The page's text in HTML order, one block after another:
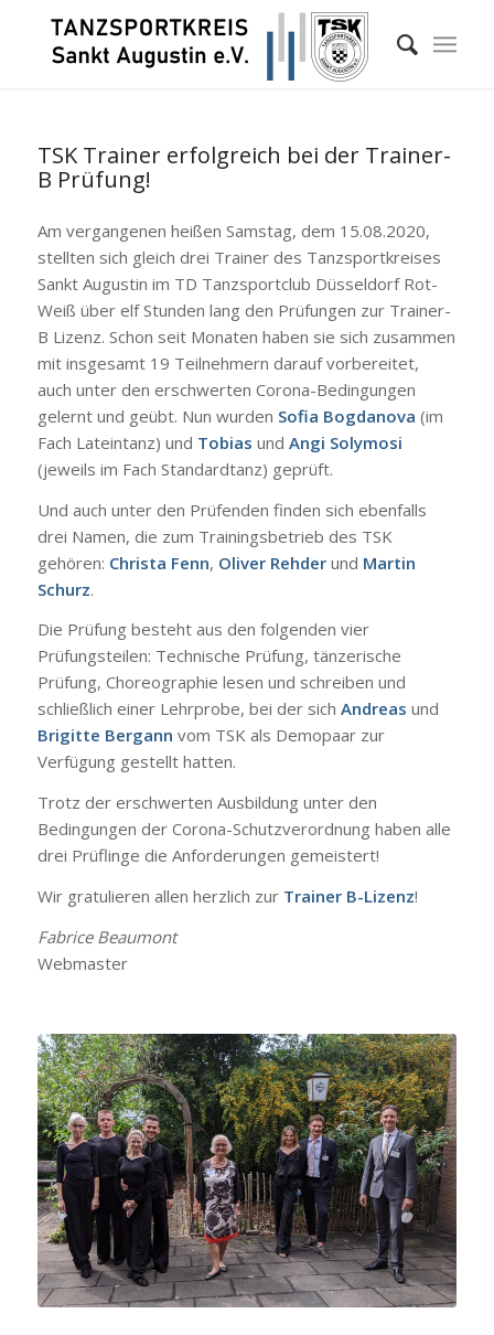
TSK Trainer erfolgreich bei der Trainer-
B Prüfung!
Am vergangenen heißen Samstag, dem 15.08.2020,
stellten sich gleich drei Trainer des Tanzsportkreises
Sankt Augustin im TD Tanzsportclub Düsseldorf Rot-
Weiß über elf Stunden lang den Prüfungen zur Trainer-
B Lizenz. Schon seit Monaten haben sie sich zusammen
mit insgesamt 19 Teilnehmern darauf vorbereitet,
auch unter den erschwerten Corona-Bedingungen
gelernt und geübt. Nun wurden Sofia Bogdanova (im
Fach Lateintanz) und Tobias und Angi Solymosi
(jeweils im Fach Standardtanz) geprüft.
Und auch unter den Prüfenden finden sich ebenfalls
drei Namen, die zum Trainingsbetrieb des TSK
gehören: Christa Fenn, Oliver Rehderund Martin
Schurz.
Die Prüfung besteht aus den folgenden vier
Prüfungsteilen: Technische Prüfung, tänzerische
Prüfung, Choreographie lesen und schreiben und
schließlich einer Lehrprobe, bei der sich Andreas und
Brigitte Bergann vom TSK als Demopaar zur
Verfügung gestellt hatten.
Trotz der erschwerten Ausbildung unter den
Bedingungen der Corona-Schutzverordnung haben alle
drei Prüflinge die Anforderungen gemeistert!
Wir gratulieren allen herzlich zur Trainer B-Lizenz!
Fabrice Beaumont
Webmaster